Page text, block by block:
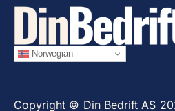
Norwegian
Copyright © Din Bedrift AS